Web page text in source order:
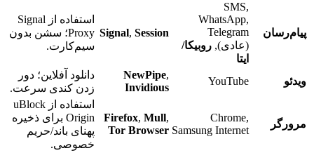
پیام‌رسان
SMS,
WhatsApp,
Telegram
(عادی), روبیکا/
ایتا
Signal, Session
استفاده از Signal
Proxy؛ سشن بدون
سیم‌کارت.
ویدئو YouTube
NewPipe,
Invidious
دانلود آفلاین؛ دور
زدن کندی سرعت.
مرورگر
Chrome,
Samsung Internet
Firefox, Mull,
Tor Browser
استفاده از uBlock
Origin برای ذخیره
پهنای باند/حریم
خصوصی.